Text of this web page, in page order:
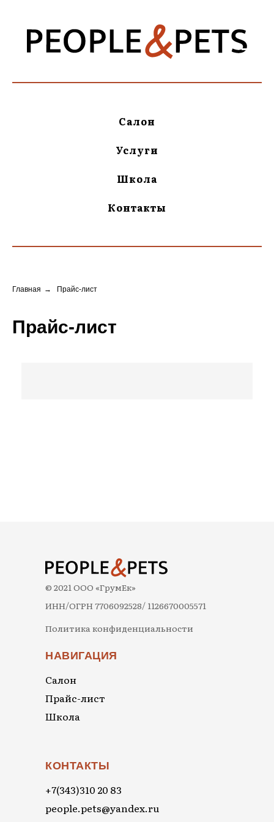
Салон
Услуги
Школа
Контакты
Главная → Прайс-лист
Прайс-лист
Политика конфиденциальности
НАВИГАЦИЯ
Салон
Прайс-лист
Школа
КОНТАКТЫ
+7(343)310 20 83
people.pets@yandex.ru
© 2021 ООО «ГрумЕк»
ИНН/ОГРН 7706092528/ 1126670005571